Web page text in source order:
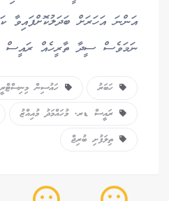
އަންނަ އަހަރަށް ބަދަލުކޮށްފައިވާ
ނަމަވެސް ސީދާ ތާރީހެއް ރައީސް
ހަބަރު
ހައުސިން މިނިސްޓްރީ
ރައީސް ޑރ. މުހައްމަދު މުއިއްޒު
ތިލަފުށި ބުރިޖް